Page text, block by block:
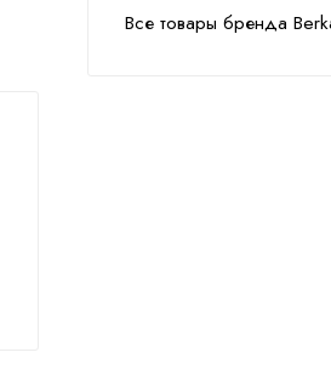
Все товары бренда